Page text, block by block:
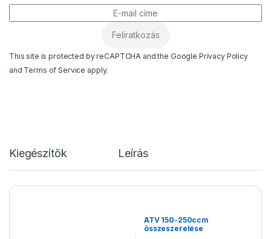
This site is protected by reCAPTCHA and the Google Privacy Policy
and Terms of Service apply.
Kiegészítők Leírás
ATV 150-250ccm
összeszerelése